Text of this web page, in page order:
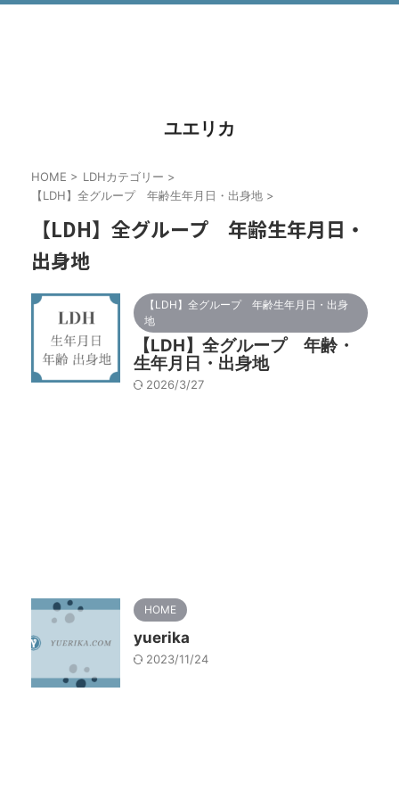
ユエリカ
HOME > LDHカテゴリー >
【LDH】全グループ 年齢生年月日・出身地 >
【LDH】全グループ 年齢生年月日・
出身地
【LDH】全グループ 年齢生年月日・出身
地
【LDH】全グループ 年齢・
生年月日・出身地
2026/3/27
HOME
yuerika
2023/11/24